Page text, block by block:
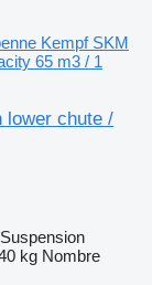
Kempf SKM
65 m3 / 1
lower chute /
Suspension
kg Nombre